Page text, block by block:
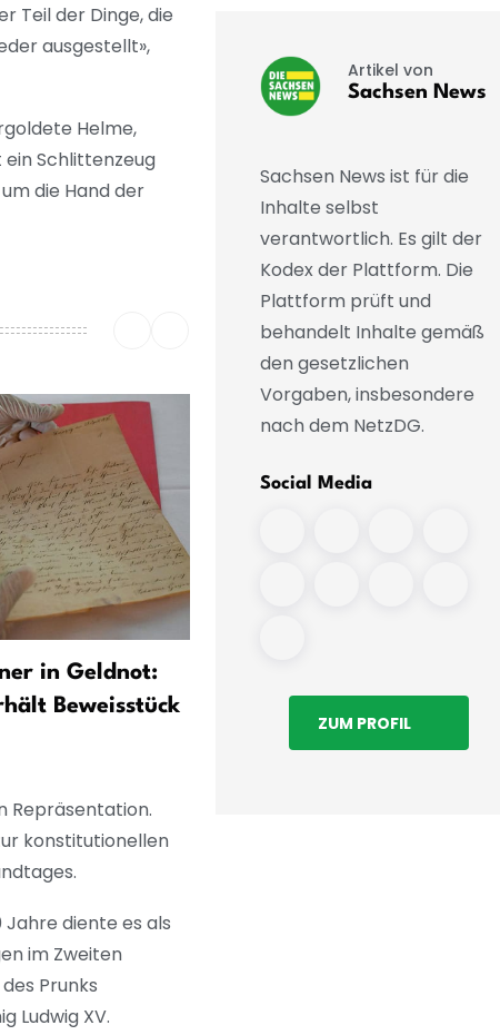
Teil der Dinge, die
ausgestellt»,
Helme,
Schlittenzeug
die Hand der
in Geldnot:
Beweisstück
Repräsentation.
konstitutionellen
diente es als
im Zweiten
Prunks
Ludwig XV.
Artikel von
Sachsen News
Sachsen News ist für die
Inhalte selbst
verantwortlich. Es gilt der
Kodex der Plattform. Die
Plattform prüft und
behandelt Inhalte gemäß
den gesetzlichen
Vorgaben, insbesondere
nach dem NetzDG.
Social Media
ZUM PROFIL